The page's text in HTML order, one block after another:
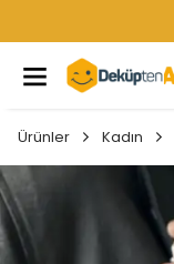
Ürünler Kadın